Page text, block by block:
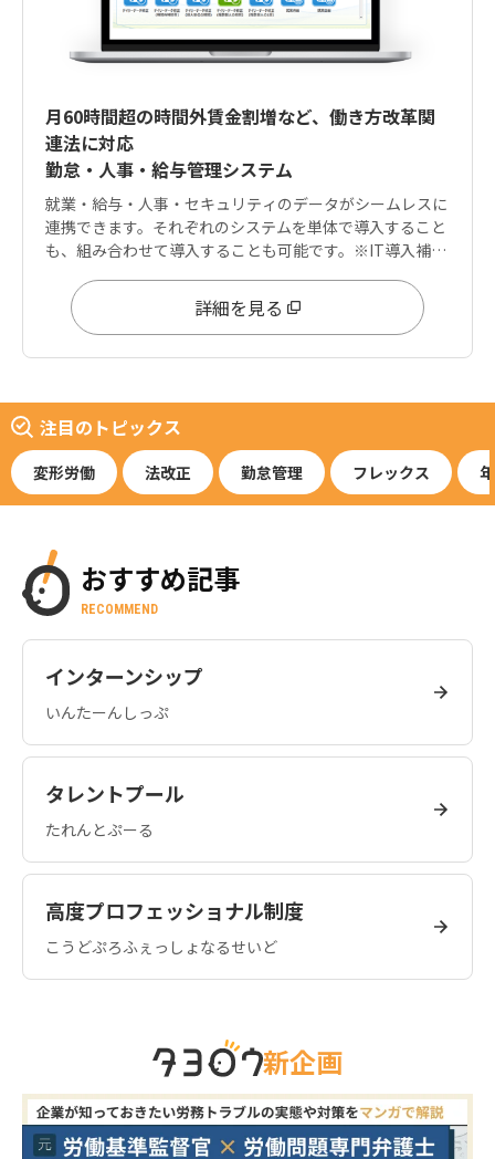
月60時間超の時間外賃金割増など、働き方改革関
連法に対応
勤怠・人事・給与管理システム
就業・給与・人事・セキュリティのデータがシームレスに
連携できます。それぞれのシステムを単体で導入すること
も、組み合わせて導入することも可能です。※IT導入補助
詳細を見る
注目のトピックス
変形労働 法改正 勤怠管理 フレックス
おすすめ記事
RECOMMEND
インターンシップ
いんたーんしっぷ
タレントプール
たれんとぷーる
高度プロフェッショナル制度
こうどぷろふぇっしょなるせいど
新企画